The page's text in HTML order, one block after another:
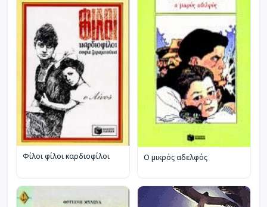
Φίλοι φίλοι καρδιοφίλοι Ο μικρός αδελφός